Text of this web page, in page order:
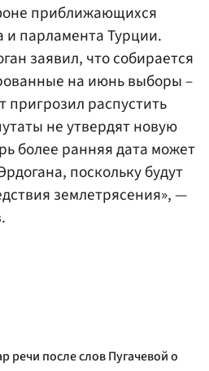
приближающихся
и парламента Турции.
заявил, что собирается
на июнь выборы –
пригрозил распустить
не утвердят новую
более ранняя дата может
поскольку будут
землетрясения», —
речи после слов Пугачевой о